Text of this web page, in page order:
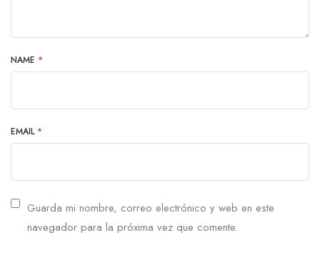
NAME *
EMAIL *
Guarda mi nombre, correo electrónico y web en este
navegador para la próxima vez que comente.